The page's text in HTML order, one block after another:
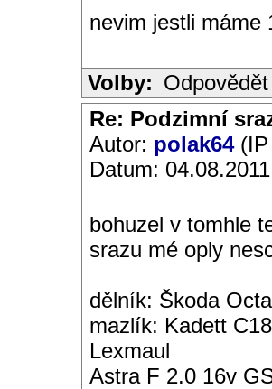
nevim jestli máme
Volby:
Re: Podzimní
Autor: polak64(IP
Datum:
bohuzel v tomhle
srazu mé oply
dělník: Škoda
mazlík: Kadett
Lexmaul
Astra F 2.0 16v